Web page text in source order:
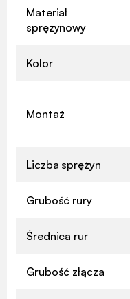
Materiał
sprężynowy
Kolor
Montaż
Liczba sprężyn
Grubość rury
Średnica rur
Grubość złącza